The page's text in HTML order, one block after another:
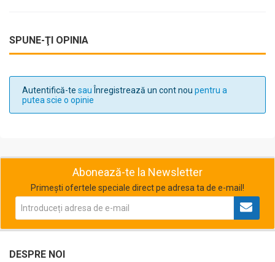
SPUNE-ŢI OPINIA
Autentifică-te sau Înregistrează un cont nou pentru a
putea scie o opinie
Abonează-te la Newsletter
Primești ofertele speciale direct pe adresa ta de e-mail!
DESPRE NOI